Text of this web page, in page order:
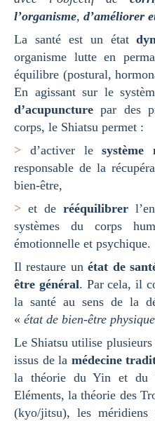
l’organisme, d’améliorer
La santé est un état
organisme lutte en
équilibre (postural,
En agissant sur le
d’acupuncture par des
corps, le Shiatsu permet :
> d’activer lesystème
responsable de la
bien-être,
> et de rééquilibrer
systèmes du corps
émotionnelle et psychique.
Il restaure unétat de
être général. Par cela, il
la santé au sens de la
« état de bien-être
Le Shiatsu utilise
issus de la médecine
la théorie du Yin et du
Eléments, la théorie des
(kyo/jitsu), les méridiens